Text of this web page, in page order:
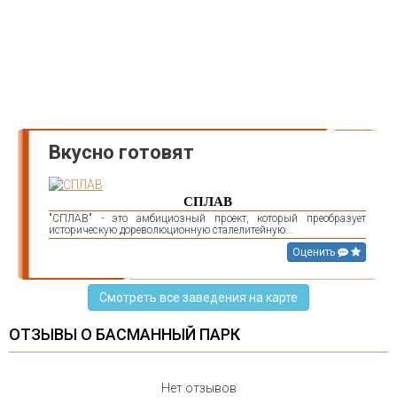
Вкусно готовят
СПЛАВ
"СПЛАВ" - это амбициозный проект, который преобразует
историческую дореволюционную сталелитейную...
Оценить
Смотреть все заведения на карте
ОТЗЫВЫ О БАСМАННЫЙ ПАРК
Нет отзывов